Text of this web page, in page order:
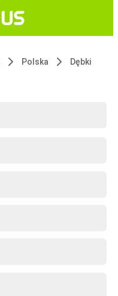
Polska Dębki